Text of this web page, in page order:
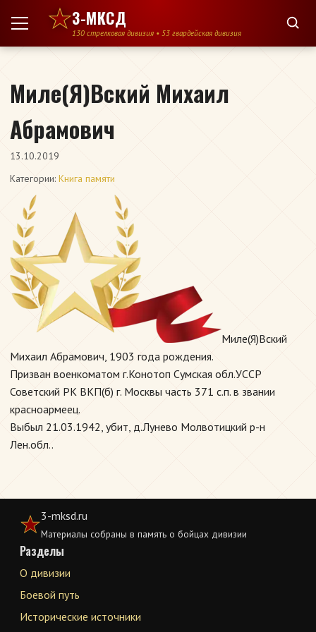
Перейти к содержимому
3-МКСД
130 стрелковая дивизия • 53 гвардейская дивизия
Миле(Я)Вский Михаил
Абрамович
13.10.2019
Категории: Книга памяти
Миле(Я)Вский
Михаил Абрамович, 1903 года рождения.
Призван военкоматом г.Конотоп Сумская обл.УССР
Советский РК ВКП(б) г. Москвы часть 371 с.п. в звании
красноармеец.
Выбыл 21.03.1942, убит, д.Лунево Молвотицкий р-н
Лен.обл..
3-mksd.ru
Материалы собраны в память о бойцах дивизии
Разделы
О дивизии
Боевой путь
Исторические источники